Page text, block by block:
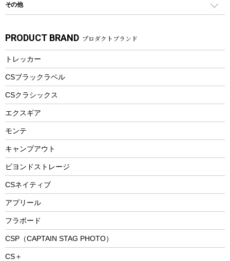
カトラリー
マグカップ、カップ
ステンレスボトル
フードボトル
トレー
ランチョンマット
ランチボックス
その他アウトドア雑貨
スプレー関係
ツール、他
パドル
ヘルメット
エアーポンプ
アクセサリー
自転車ウェア
ラッシュガード
パラソル
フローティングベスト
ヘルメット
エアーポンプ
ビーチテント
ウィンター
スノーシュー
防寒ウェア
トレッキング
トレッキングアクセサリー
プレイグッズ
ウェルネス
その他
湯たんぽ
防災用品
PRODUCT BRAND プロダクトブランド
トレッカー
CSブラックラベル
CSクラシックス
エクスギア
モンテ
キャンプアウト
ビヨンドストレージ
CSネイティブ
アプリール
フラボード
CSP（CAPTAIN STAG PHOTO）
CS＋